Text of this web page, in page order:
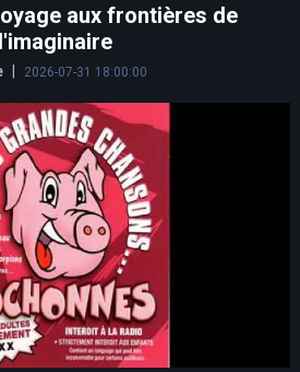
aux frontières de
l'imaginaire
2026-07-31 18:00:00